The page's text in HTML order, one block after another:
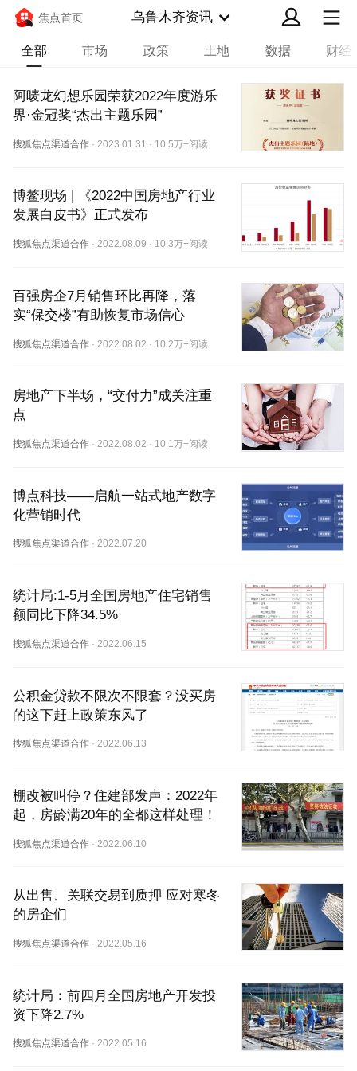
焦点首页 乌鲁木齐资讯
全部 市场 政策 土地 数据 财经
阿唛龙幻想乐园荣获2022年度游乐
界·金冠奖“杰出主题乐园”
搜狐焦点渠道合作 · 2023.01.31 · 10.5万+阅读
博鳌现场 | 《2022中国房地产行业
发展白皮书》正式发布
搜狐焦点渠道合作 · 2022.08.09 · 10.3万+阅读
百强房企7月销售环比再降，落
实“保交楼”有助恢复市场信心
搜狐焦点渠道合作 · 2022.08.02 · 10.2万+阅读
房地产下半场，“交付力”成关注重
点
搜狐焦点渠道合作 · 2022.08.02 · 10.1万+阅读
博点科技——启航一站式地产数字
化营销时代
搜狐焦点渠道合作 · 2022.07.20
统计局:1-5月全国房地产住宅销售
额同比下降34.5%
搜狐焦点渠道合作 · 2022.06.15
公积金贷款不限次不限套？没买房
的这下赶上政策东风了
搜狐焦点渠道合作 · 2022.06.13
棚改被叫停？住建部发声：2022年
起，房龄满20年的全都这样处理！
搜狐焦点渠道合作 · 2022.06.10
从出售、关联交易到质押 应对寒冬
的房企们
搜狐焦点渠道合作 · 2022.05.16
统计局：前四月全国房地产开发投
资下降2.7%
搜狐焦点渠道合作 · 2022.05.16